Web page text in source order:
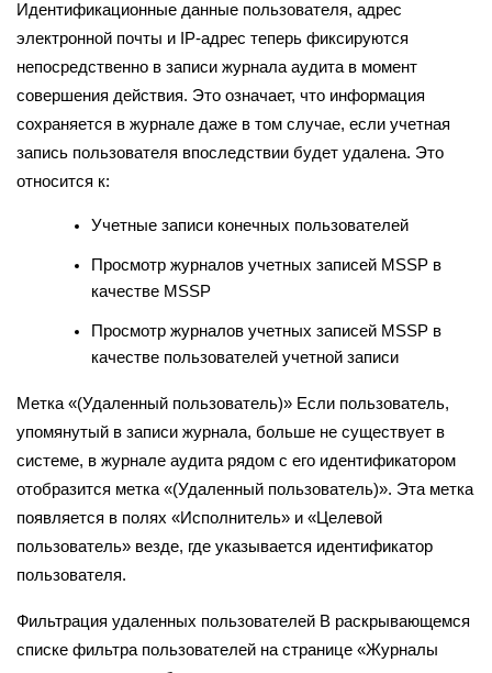
Идентификационные данные пользователя, адрес
электронной почты и IP-адрес теперь фиксируются
непосредственно в записи журнала аудита в момент
совершения действия. Это означает, что информация
сохраняется в журнале даже в том случае, если учетная
запись пользователя впоследствии будет удалена. Это
относится к:
Учетные записи конечных пользователей
Просмотр журналов учетных записей MSSP в
качестве MSSP
Просмотр журналов учетных записей MSSP в
качестве пользователей учетной записи
Метка «(Удаленный пользователь)» Если пользователь,
упомянутый в записи журнала, больше не существует в
системе, в журнале аудита рядом с его идентификатором
отобразится метка «(Удаленный пользователь)». Эта метка
появляется в полях «Исполнитель» и «Целевой
пользователь» везде, где указывается идентификатор
пользователя.
Фильтрация удаленных пользователей В раскрывающемся
списке фильтра пользователей на странице «Журналы